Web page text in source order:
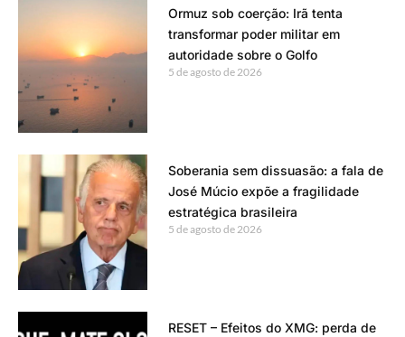
Ormuz sob coerção: Irã tenta
transformar poder militar em
autoridade sobre o Golfo
5 de agosto de 2026
Soberania sem dissuasão: a fala de
José Múcio expõe a fragilidade
estratégica brasileira
5 de agosto de 2026
RESET – Efeitos do XMG: perda de